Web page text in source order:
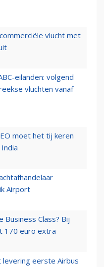
vlucht met
eilanden: volgend
vluchten vanaf
moet het tij keren
Airport
Business Class? Bij
170 euro extra
levering eerste Airbus